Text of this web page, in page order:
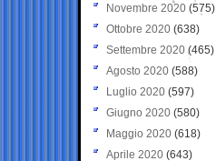
Novembre 2020 (575)
Ottobre 2020 (638)
Settembre 2020(465)
Agosto 2020 (588)
Luglio 2020 (597)
Giugno 2020 (580)
Maggio 2020 (618)
Aprile 2020 (643)